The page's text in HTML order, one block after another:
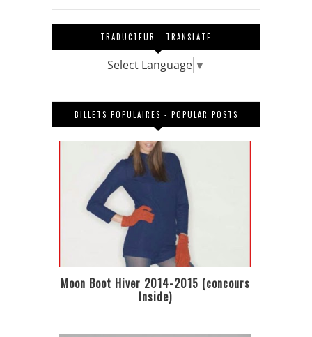
TRADUCTEUR - TRANSLATE
Select Language ▼
BILLETS POPULAIRES - POPULAR POSTS
Moon Boot Hiver 2014-2015 (concours
Inside)